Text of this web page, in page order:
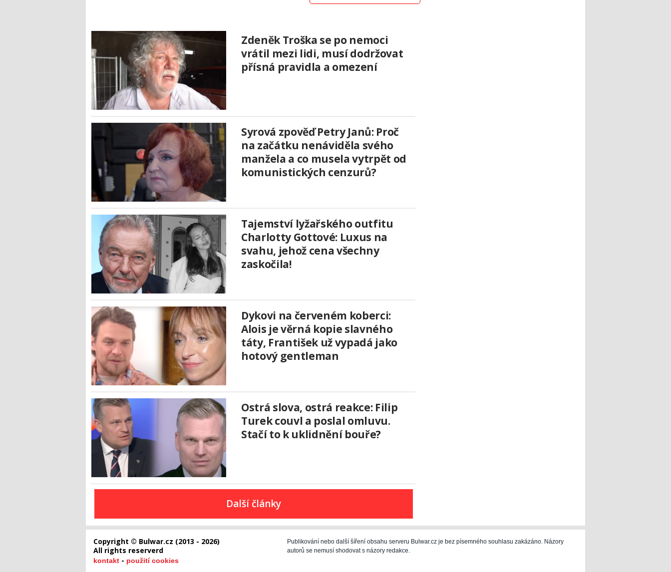
Zdeněk Troška se po nemoci
vrátil mezi lidi, musí dodržovat
přísná pravidla a omezení
Syrová zpověď Petry Janů: Proč
na začátku nenáviděla svého
manžela a co musela vytrpět od
komunistických cenzurů?
Tajemství lyžařského outfitu
Charlotty Gottové: Luxus na
svahu, jehož cena všechny
zaskočila!
Dykovi na červeném koberci:
Alois je věrná kopie slavného
táty, František už vypadá jako
hotový gentleman
Ostrá slova, ostrá reakce: Filip
Turek couvl a poslal omluvu.
Stačí to k uklidnění bouře?
Další články
Copyright © Bulwar.cz (2013 - 2026)
All rights reserverd
kontakt - použití cookies
Publikování nebo další šíření obsahu serveru Bulwar.cz je bez písemného souhlasu zakázáno. Názory
autorů se nemusí shodovat s názory redakce.